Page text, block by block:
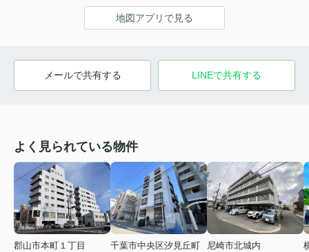
地図アプリで見る
メールで共有する LINEで共有する
よく見られている物件
郡山市本町１丁目
千葉市中央区汐見丘町
尼崎市北城内